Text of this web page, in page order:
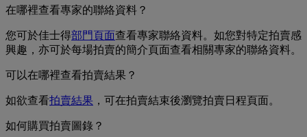
在哪裡查看專家的聯絡資料？
您可於佳士得部門頁面查看專家聯絡資料。如您對特定拍賣感
興趣，亦可於每場拍賣的簡介頁面查看相關專家的聯絡資料。
可以在哪裡查看拍賣結果？
如欲查看拍賣結果 ，可在拍賣結束後瀏覽拍賣日程頁面。
如何購買拍賣圖錄？